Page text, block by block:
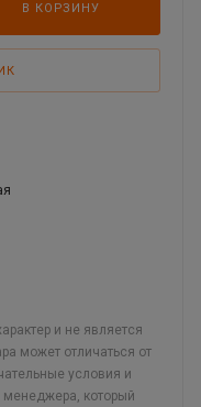
В КОРЗИНУ
и не является
может отличаться от
условия и
менеджера, который